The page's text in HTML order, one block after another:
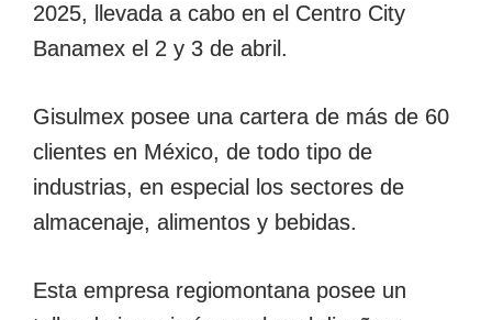
2025, llevada a cabo en el Centro City
Banamex el 2 y 3 de abril.
Gisulmex posee una cartera de más de 60
clientes en México, de todo tipo de
industrias, en especial los sectores de
almacenaje, alimentos y bebidas.
Esta empresa regiomontana posee un